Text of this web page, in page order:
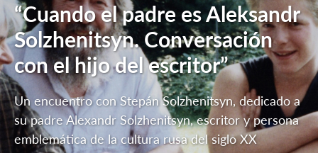
“Cuando el padre es Aleksandr
Solzhenitsyn. Conversación
con el hijo del escritor”
Un encuentro con Stepán Solzhenitsyn, dedicado a
su padre Alexandr Solzhenitsyn, escritor y persona
emblemática de la cultura rusa del siglo XX